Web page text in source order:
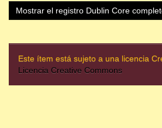
Mostrar el registro Dublin Core
Este ítem está sujeto a una licencia
Licencia Creative Commons